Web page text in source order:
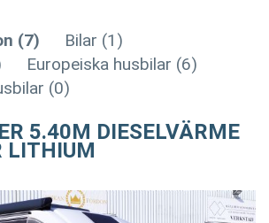
(7)
Bilar (1)
Europeiska husbilar (6)
(0)
5.40M DIESELVÄRME
LITHIUM